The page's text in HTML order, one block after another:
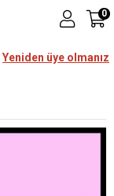
0
Yeniden üye olmanız